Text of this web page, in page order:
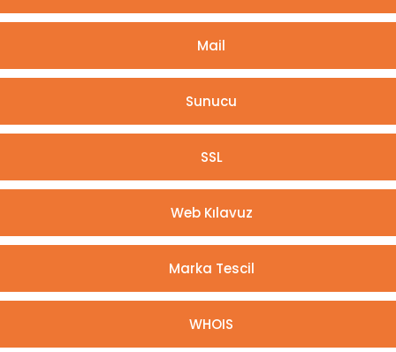
Mail
Sunucu
SSL
Web Kılavuz
Marka Tescil
WHOIS